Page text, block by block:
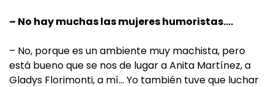
– No hay muchas las mujeres humoristas….
– No, porque es un ambiente muy machista, pero
está bueno que se nos de lugar a Anita Martínez, a
Gladys Florimonti, a mí… Yo también tuve que luchar